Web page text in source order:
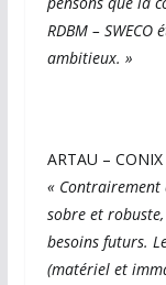
RDBM –
ambitieux. »
ARTAU –
« Contrairement
sobre et
besoins futurs.
(matériel et